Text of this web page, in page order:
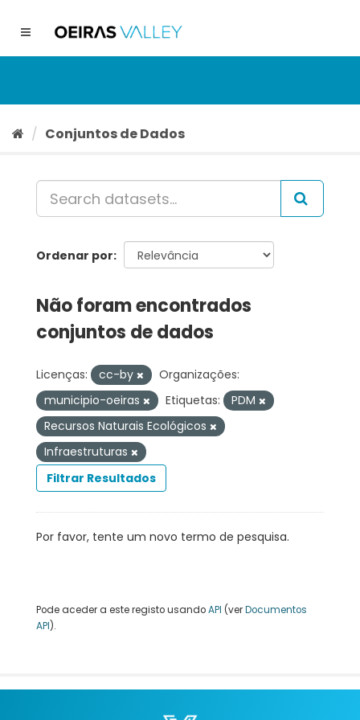
conteúdo
Toggle
Conjuntos de Dados
Ordenar por
Não foram encontrados
conjuntos de dados
Licenças: cc-by
Organizações:
municipio-oeiras
Etiquetas:
PDM
Recursos Naturais Ecológicos
Infraestruturas
Filtrar Resultados
Por favor, tente um novo termo de pesquisa.
Pode aceder a este registo usandoAPI (verDocumentos
API).